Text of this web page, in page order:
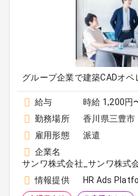
グループ企業で建築CADオペ
給与
時給 1,200円
勤務場所
香川県三豊市
雇用形態
派遣
企業名
サンワ株式会社_サンワ株式
情報提供
HR Ads